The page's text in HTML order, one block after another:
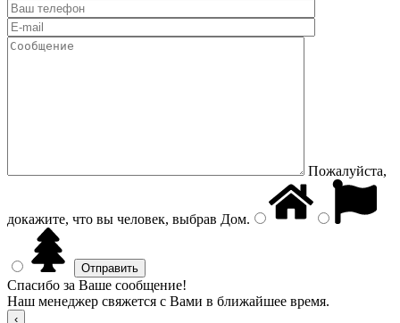
Пожалуйста,
докажите, что вы человек, выбрав Дом.
Спасибо за Ваше сообщение!
Наш менеджер свяжется с Вами в ближайшее время.